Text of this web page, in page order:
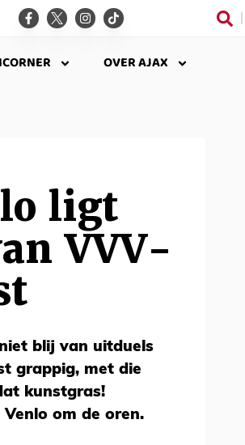
OVER AJAX
ligt
VVV-
blij van uitduels
grappig, met die
kunstgras!
om de oren.